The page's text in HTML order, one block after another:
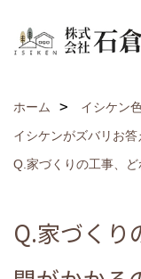
ホーム
イシケン
イシケンがズバリお
Q.家づくりの工事、
Q.家づくり